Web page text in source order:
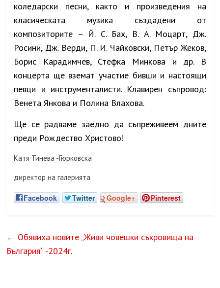
коледарски песни, както и произведения на
класическата музика създадени от
композиторите – Й. С. Бах, В. А. Моцарт, Дж.
Росини, Дж. Верди, П. И. Чайковски, Петър Жеков,
Борис Карадимчев, Стефка Минкова и др. В
концерта ще вземат участие бивши и настоящи
певци и инструменталисти. Клавирен съпровод:
Венета Янкова и Полина Влахова.
Ще се радваме заедно да съпреживеем дните
преди Рождество Христово!
Катя Тинева -Гюрковска
директор на галерията
Facebook Twitter Google+ Pinterest
← Обявиха новите „Живи човешки съкровища на
България“ -2024г.